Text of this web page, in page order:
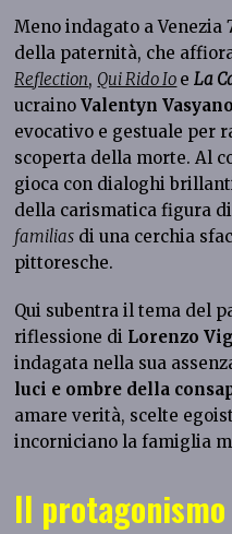
Meno indagato a Venezia
della paternità, che
Reflection, Qui Rido Io e La
ucrainoValentyn
evocativo e gestuale per
scoperta della morte. Al
gioca con dialoghi
della carismatica figura
familias di una cerchia
pittoresche.
Qui subentra il tema del
riflessione di Lorenzo
indagata nella sua
luci e ombre della
amare verità, scelte
incorniciano la famiglia
Il